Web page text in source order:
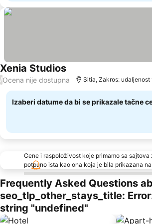
Xenia Studios
/Ocena nije dostupna Sitia, Zakros: udaljenost
Izaberi datume da bi se prikazale tačne
Cene i raspoloživost koje primamo sa
potpuno ista kao ona koja je bila prikazana
Frequently Asked Questions
seo_tlp_other_stays_title:
string "undefined"